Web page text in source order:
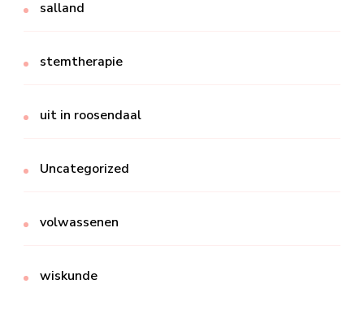
salland
stemtherapie
uit in roosendaal
Uncategorized
volwassenen
wiskunde